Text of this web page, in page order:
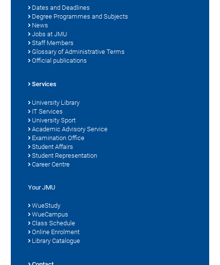
Dates and Deadlines
Degree Programmes and Subjects
News
Jobs at JMU
Staff Members
Glossary of Administrative Terms
Official publications
Services
University Library
IT Services
University Sport
Academic Advisory Service
Examination Office
Student Affairs
Student Representation
Career Centre
Your JMU
WueStudy
WueCampus
Class Schedule
Online Enrolment
Library Catalogue